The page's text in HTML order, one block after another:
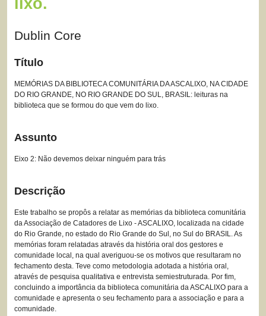
lixo.
Dublin Core
Título
MEMÓRIAS DA BIBLIOTECA COMUNITÁRIA DA ASCALIXO, NA CIDADE
DO RIO GRANDE, NO RIO GRANDE DO SUL, BRASIL: leituras na
biblioteca que se formou do que vem do lixo.
Assunto
Eixo 2: Não devemos deixar ninguém para trás
Descrição
Este trabalho se propôs a relatar as memórias da biblioteca comunitária
da Associação de Catadores de Lixo - ASCALIXO, localizada na cidade
do Rio Grande, no estado do Rio Grande do Sul, no Sul do BRASIL. As
memórias foram relatadas através da história oral dos gestores e
comunidade local, na qual averiguou-se os motivos que resultaram no
fechamento desta. Teve como metodologia adotada a história oral,
através de pesquisa qualitativa e entrevista semiestruturada. Por fim,
concluindo a importância da biblioteca comunitária da ASCALIXO para a
comunidade e apresenta o seu fechamento para a associação e para a
comunidade.